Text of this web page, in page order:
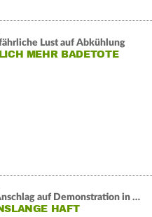
Lust auf Abkühlung
MEHR BADETOTE
Auto-Anschlag auf Demonstration in München:
HAFT